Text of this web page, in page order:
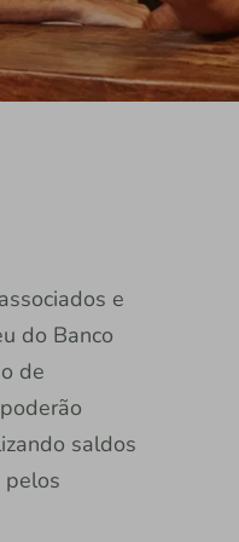
e
do Banco
de
saldos
pelos